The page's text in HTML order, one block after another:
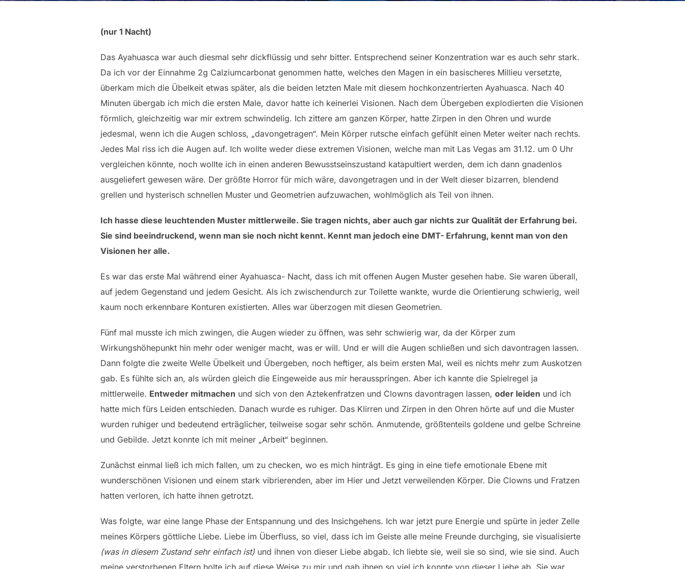
(nur 1 Nacht)
Das Ayahuasca war auch diesmal sehr dickflüssig und sehr bitter. Entsprechend seiner Konzentration war es auch sehr stark.
Da ich vor der Einnahme 2g Calziumcarbonat genommen hatte, welches den Magen in ein basischeres Millieu versetzte,
überkam mich die Übelkeit etwas später, als die beiden letzten Male mit diesem hochkonzentrierten Ayahuasca. Nach 40
Minuten übergab ich mich die ersten Male, davor hatte ich keinerlei Visionen. Nach dem Übergeben explodierten die Visionen
förmlich, gleichzeitig war mir extrem schwindelig. Ich zittere am ganzen Körper, hatte Zirpen in den Ohren und wurde
jedesmal, wenn ich die Augen schloss, „davongetragen“. Mein Körper rutsche einfach gefühlt einen Meter weiter nach rechts.
Jedes Mal riss ich die Augen auf. Ich wollte weder diese extremen Visionen, welche man mit Las Vegas am 31.12. um 0 Uhr
vergleichen könnte, noch wollte ich in einen anderen Bewusstseinszustand katapultiert werden, dem ich dann gnadenlos
ausgeliefert gewesen wäre. Der größte Horror für mich wäre, davongetragen und in der Welt dieser bizarren, blendend
grellen und hysterisch schnellen Muster und Geometrien aufzuwachen, wohlmöglich als Teil von ihnen.
Ich hasse diese leuchtenden Muster mittlerweile. Sie tragen nichts, aber auch gar nichts zur Qualität der Erfahrung bei.
Sie sind beeindruckend, wenn man sie noch nicht kennt. Kennt man jedoch eine DMT- Erfahrung, kennt man von den
Visionen her alle.
Es war das erste Mal während einer Ayahuasca- Nacht, dass ich mit offenen Augen Muster gesehen habe. Sie waren überall,
auf jedem Gegenstand und jedem Gesicht. Als ich zwischendurch zur Toilette wankte, wurde die Orientierung schwierig, weil
kaum noch erkennbare Konturen existierten. Alles war überzogen mit diesen Geometrien.
Fünf mal musste ich mich zwingen, die Augen wieder zu öffnen, was sehr schwierig war, da der Körper zum
Wirkungshöhepunkt hin mehr oder weniger macht, was er will. Und er will die Augen schließen und sich davontragen lassen.
Dann folgte die zweite Welle Übelkeit und Übergeben, noch heftiger, als beim ersten Mal, weil es nichts mehr zum Auskotzen
gab. Es fühlte sich an, als würden gleich die Eingeweide aus mir herausspringen. Aber ich kannte die Spielregel ja
mittlerweile. Entweder mitmachen und sich von den Aztekenfratzen und Clowns davontragen lassen, oder leiden und ich
hatte mich fürs Leiden entschieden. Danach wurde es ruhiger. Das Klirren und Zirpen in den Ohren hörte auf und die Muster
wurden ruhiger und bedeutend erträglicher, teilweise sogar sehr schön. Anmutende, größtenteils goldene und gelbe Schreine
und Gebilde. Jetzt konnte ich mit meiner „Arbeit“ beginnen.
Zunächst einmal ließ ich mich fallen, um zu checken, wo es mich hinträgt. Es ging in eine tiefe emotionale Ebene mit
wunderschönen Visionen und einem stark vibrierenden, aber im Hier und Jetzt verweilenden Körper. Die Clowns und Fratzen
hatten verloren, ich hatte ihnen getrotzt.
Was folgte, war eine lange Phase der Entspannung und des Insichgehens. Ich war jetzt pure Energie und spürte in jeder Zelle
meines Körpers göttliche Liebe. Liebe im Überfluss, so viel, dass ich im Geiste alle meine Freunde durchging, sie visualisierte
(was in diesem Zustand sehr einfach ist) und ihnen von dieser Liebe abgab. Ich liebte sie, weil sie so sind, wie sie sind. Auch
meine verstorbenen Eltern holte ich auf diese Weise zu mir und gab ihnen so viel ich konnte von dieser Liebe ab. Sie war